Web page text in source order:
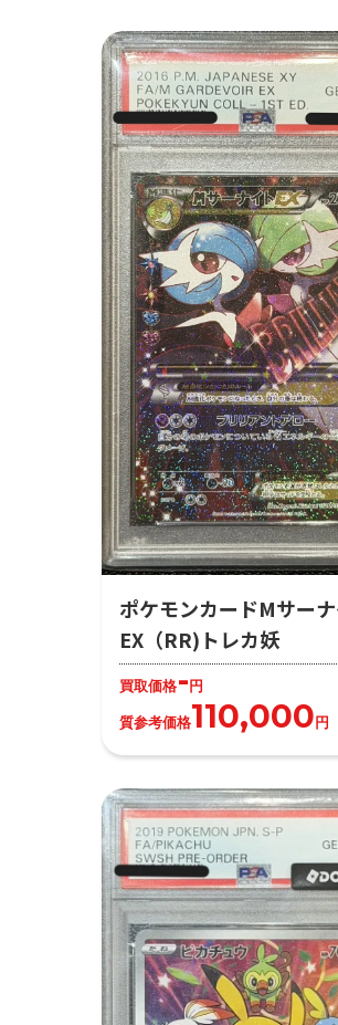
ポケモンカードMサー
EX（RR)トレカ妖
買取価格-円
質参考価格110,000円